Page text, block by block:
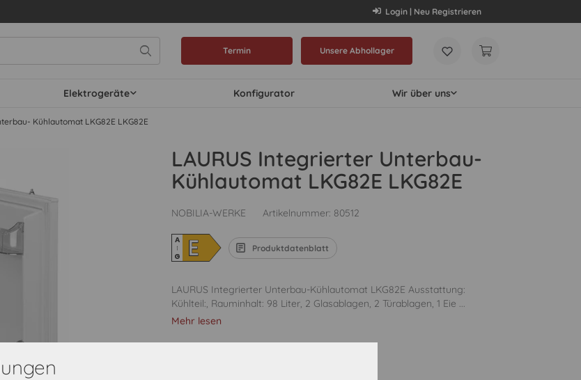
Login | Neu Registrieren
Termin Unsere Abhollager
Elektrogeräte Konfigurator Wir über uns
Kühlautomat LKG82E LKG82E
LAURUS Integrierter Unterbau-
Kühlautomat LKG82E LKG82E
NOBILIA-WERKE Artikelnummer: 80512
A
↑
G
E Produktdatenblatt
LAURUS Integrierter Unterbau-Kühlautomat LKG82E Ausstattung:
Kühlteil:, Rauminhalt: 98 Liter, 2 Glasablagen, 2 Türablagen, 1 Eie ...
Mehr lesen